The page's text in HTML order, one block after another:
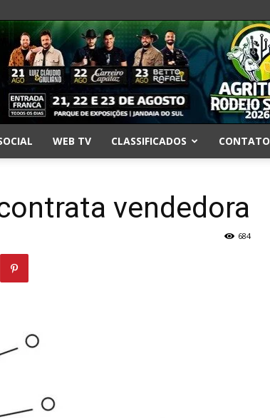
WEB TV CLASSIFICADOS CONTATO
vendedora
684